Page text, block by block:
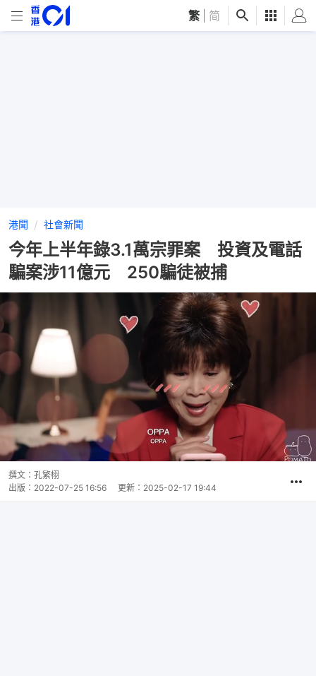
繁 简
港聞 社會新聞
今年上半年錄3.1萬宗罪案 投資及電話
騙案涉11億元 250騙徒被捕
撰文： 孔繁栩
出版： 2022-07-25 16:56 更新： 2025-02-17 19:44